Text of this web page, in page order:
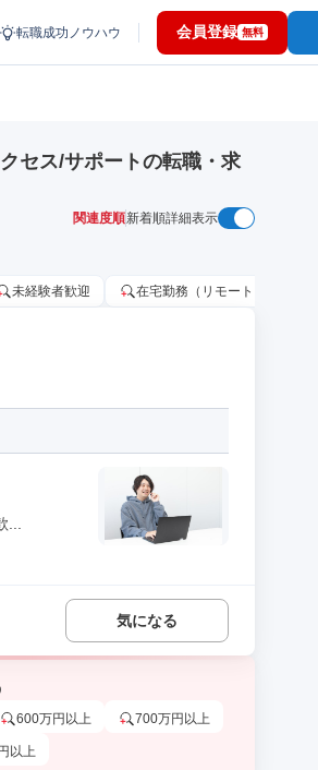
転職成功ノウハウ 会員登録 無料
セス/サポートの転職・求
関連度順新着順詳細表示
未経験者歓迎 在宅勤務（リモートワーク）OK
気になる
600万円以上 700万円以上
以上